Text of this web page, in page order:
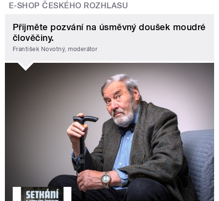
E-SHOP ČESKÉHO ROZHLASU
Přijměte pozvání na úsměvný doušek moudré
člověčiny.
František Novotný, moderátor